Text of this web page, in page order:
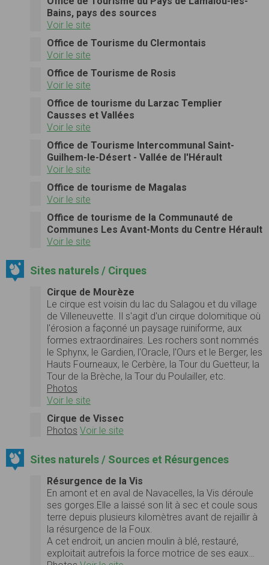
Bains, pays des sources
Voir le site
Office de Tourisme du Clermontais
Voir le site
Office de Tourisme de Rosis
Voir le site
Office de tourisme du Larzac Templier
Causses et Vallées
Voir le site
Office de Tourisme Intercommunal Saint-
Guilhem-le-Désert - Vallée de l'Hérault
Voir le site
Office de tourisme de Magalas
Voir le site
Office de tourisme de la Communauté de
Communes Les Avant-Monts du Centre Hérault
Voir le site
Sites naturels / Cirques
Cirque de Mourèze
Le cirque est voisin du lac du Salagou et du village
de Villeneuvette. Il s'agit d'un cirque dolomitique où
l'érosion a façonné un paysage ruiniforme, aux
formes extraordinaires. Les rochers sont nommés
le Sphynx, le Gardien, l'Oracle, l'Ours et le Berger, les
Hauts Fourneaux, le Cerbère, la Tour du Guetteur, la
Tour de la Brèche, la Tour du Poulailler, etc.
Photos
Voir le site
Cirque de Vissec
Photos Voir le site
Sites naturels / Sources et Résurgences
Résurgence de la Vis
En amont et en aval de Navacelles, la Vis déroule
ses gorges.Elle a laissé son lit à sec et coule sous
terre depuis plusieurs kilomètres avant de rejaillir à
la résurgence de la Foux.
A cet endroit, un ancien moulin à blé, restauré,
exploitait autrefois la force motrice de ses eaux…